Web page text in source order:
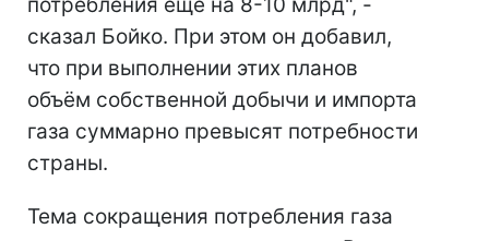
сказал Бойко. При этом он добавил,
что при выполнении этих планов
объём собственной добычи и импорта
газа суммарно превысят потребности
страны.
Тема сокращения потребления газа